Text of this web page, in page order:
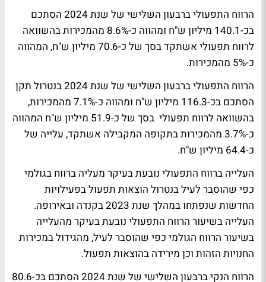
הרווח התפעולי ברבעון השלישי של שנת 2024 הסתכם
בכ-140.1 מיליון ש"ח ומהווה כ-8.6% מהמכירות בהשוואה
לרווח תפעולי אשתקד בסך של כ-70.6 מיליון ש"ח, המהווה
כ-5% מהמכירות.
הרווח התפעולי ברבעון השלישי של שנת 2024 בנטרול תקן
הסתכם בכ-116.3 מיליון ש"ח ומהווה כ-7.1% מהמכירות,
בהשוואה לרווח תפעולי בסך של כ-51.9 מיליון ש"ח המהווה
כ-3.7% מהמכירות בתקופה המקבילה אשתקד, עלייה של
כ-64.4 מיליון ש"ח.
העלייה ברווח התפעולי נובעת בעיקר מעליה ברווח בגולמי
כפי שהוסבר לעיל בנטרול הוצאות תפעול בפעילויות
החדשות שנפתחו במהלך שנת 2023 בקנדה ובאירופה.
העלייה בשיעור הרווח התפעולי נובעת בעיקר מהעלייה
בשיעור הרווח הגולמי כפי שהוסבר לעיל, מהגידול במכירות
החנויות הזהות וכן מירידה בהוצאות תפעול.
הרווח הנקי ברבעון השלישי של שנת 2024 הסתכם בכ-80.6